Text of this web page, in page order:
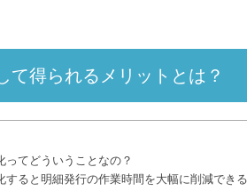
て得られるメリットとは？
ってどういうことなの？
すると明細発行の作業時間を大幅に削減でき